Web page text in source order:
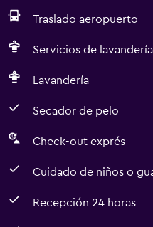
Traslado aeropuerto
Servicios de
Lavandería
Secador de pelo
Check-out exprés
Cuidado de niños o
Recepción 24 horas